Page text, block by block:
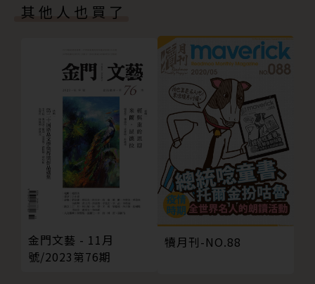
向與輪廓，並試著用多元的方式與工具，把作家、內
容、讀者在這個新時代中，重新串連起來。
我們對電子書的期待，就是我們對《犢》的期待。期許
這一系列的《犢》，也能幫助更多人更清楚的描繪出自
己對「書籍」未來的想像！
其他人也買了
金門文藝 - 11月
號/2023第76期
犢月刊-NO.88